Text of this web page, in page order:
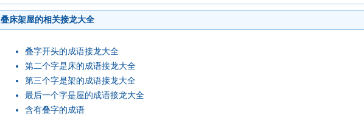
叠床架屋的相关接龙大全
叠字开头的成语接龙大全
第二个字是床的成语接龙大全
第三个字是架的成语接龙大全
最后一个字是屋的成语接龙大全
含有叠字的成语